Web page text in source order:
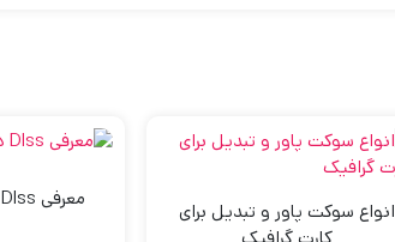
انواع سوکت پاور و تبدیل برای
معرفی Dlss در کارت گرافیک